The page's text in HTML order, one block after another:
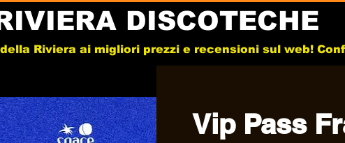
DISCOTECHE
Riviera ai migliori prezzi e recensioni sul web!
Vip Pass